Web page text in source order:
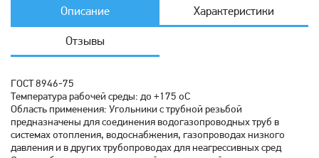
Описание Характеристики
Отзывы
ГОСТ 8946-75
Температура рабочей среды: до +175 oC
Область применения: Угольники с трубной резьбой
предназначены для соединения водогазопроводных труб в
системах отопления, водоснабжения, газопроводах низкого
давления и в других трубопроводах для неагрессивных сред